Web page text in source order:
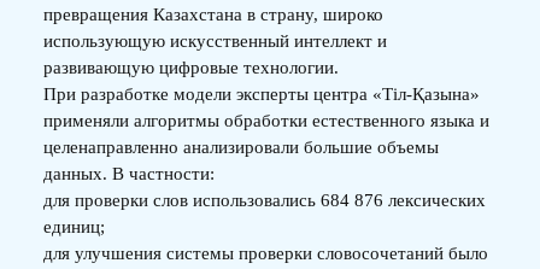
превращения Казахстана в страну, широко
использующую искусственный интеллект и
развивающую цифровые технологии.
При разработке модели эксперты центра «Тіл-Қазына»
применяли алгоритмы обработки естественного языка и
целенаправленно анализировали большие объемы
данных. В частности:
для проверки слов использовались 684 876 лексических
единиц;
для улучшения системы проверки словосочетаний было